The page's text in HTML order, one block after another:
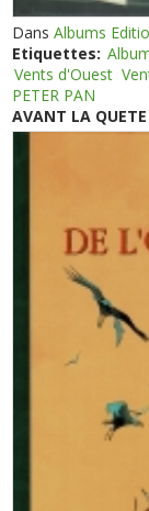
DansAlbums
Etiquettes:
Vents d'Ouest
PETER PAN
AVANT LA